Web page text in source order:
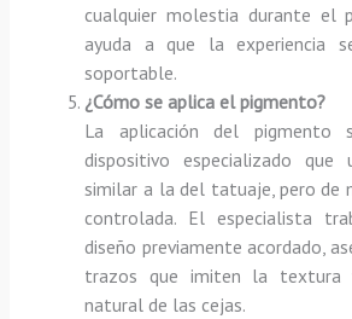
cualquier molestia durante el
ayuda a que la experiencia
soportable.
¿Cómo se aplica el pigmento?
La aplicación del pigmento
dispositivo especializado
similar a la del tatuaje, pero de
controlada. El especialista
diseño previamente acordado,
trazos que imiten la
natural de las cejas.